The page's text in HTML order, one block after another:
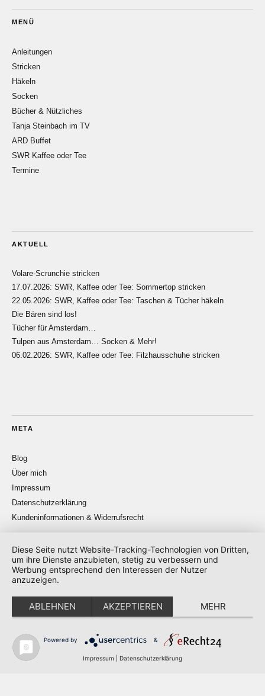
MENÜ
Anleitungen
Stricken
Häkeln
Socken
Bücher & Nützliches
Tanja Steinbach im TV
ARD Buffet
SWR Kaffee oder Tee
Termine
AKTUELL
Volare-Scrunchie stricken
17.07.2026: SWR, Kaffee oder Tee: Sommertop stricken
22.05.2026: SWR, Kaffee oder Tee: Taschen & Tücher häkeln
Die Bären sind los!
Tücher für Amsterdam…
Tulpen aus Amsterdam… Socken & Mehr!
06.02.2026: SWR, Kaffee oder Tee: Filzhausschuhe stricken
META
Blog
Über mich
Impressum
Datenschutzerklärung
Kundeninformationen & Widerrufsrecht
strickt, häkelt, näht … überall, auch im TV
Copyright © 2026Tanja Steinbach
Konzept & Umsetzung
huck.one
Diese Seite nutzt Website-Tracking-Technologien von Dritten,
um ihre Dienste anzubieten, stetig zu verbessern und
Werbung entsprechend den Interessen der Nutzer
anzuzeigen.
ABLEHNEN AKZEPTIEREN MEHR
Powered by &
Impressum Datenschutzerklärung